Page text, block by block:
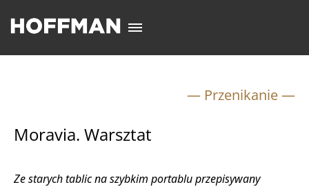
— Przenikanie —
Moravia. Warsztat
Ze starych tablic na szybkim portablu przepisywany